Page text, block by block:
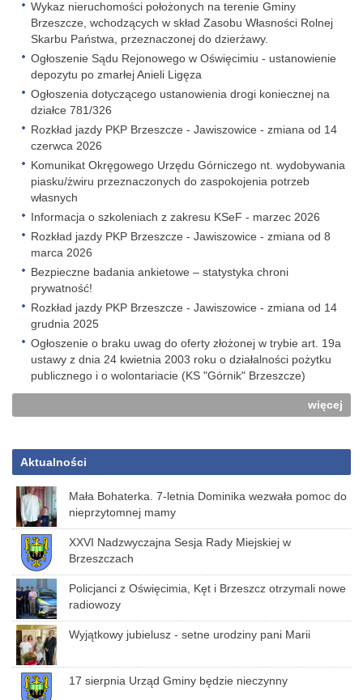
Wykaz nieruchomości położonych na terenie Gminy
Brzeszcze, wchodzących w skład Zasobu Własności Rolnej
Skarbu Państwa, przeznaczonej do dzierżawy.
Ogłoszenie Sądu Rejonowego w Oświęcimiu - ustanowienie
depozytu po zmarłej Anieli Ligęza
Ogłoszenia dotyczącego ustanowienia drogi koniecznej na
działce 781/326
Rozkład jazdy PKP Brzeszcze - Jawiszowice - zmiana od 14
czerwca 2026
Komunikat Okręgowego Urzędu Górniczego nt. wydobywania
piasku/żwiru przeznaczonych do zaspokojenia potrzeb
własnych
Informacja o szkoleniach z zakresu KSeF - marzec 2026
Rozkład jazdy PKP Brzeszcze - Jawiszowice - zmiana od 8
marca 2026
Bezpieczne badania ankietowe – statystyka chroni
prywatność!
Rozkład jazdy PKP Brzeszcze - Jawiszowice - zmiana od 14
grudnia 2025
Ogłoszenie o braku uwag do oferty złożonej w trybie art. 19a
ustawy z dnia 24 kwietnia 2003 roku o działalności pożytku
publicznego i o wolontariacie (KS "Górnik" Brzeszcze)
więcej
Aktualności
Mała Bohaterka. 7-letnia Dominika wezwała pomoc do
nieprzytomnej mamy
XXVI Nadzwyczajna Sesja Rady Miejskiej w
Brzeszczach
Policjanci z Oświęcimia, Kęt i Brzeszcz otrzymali nowe
radiowozy
Wyjątkowy jubielusz - setne urodziny pani Marii
17 sierpnia Urząd Gminy będzie nieczynny